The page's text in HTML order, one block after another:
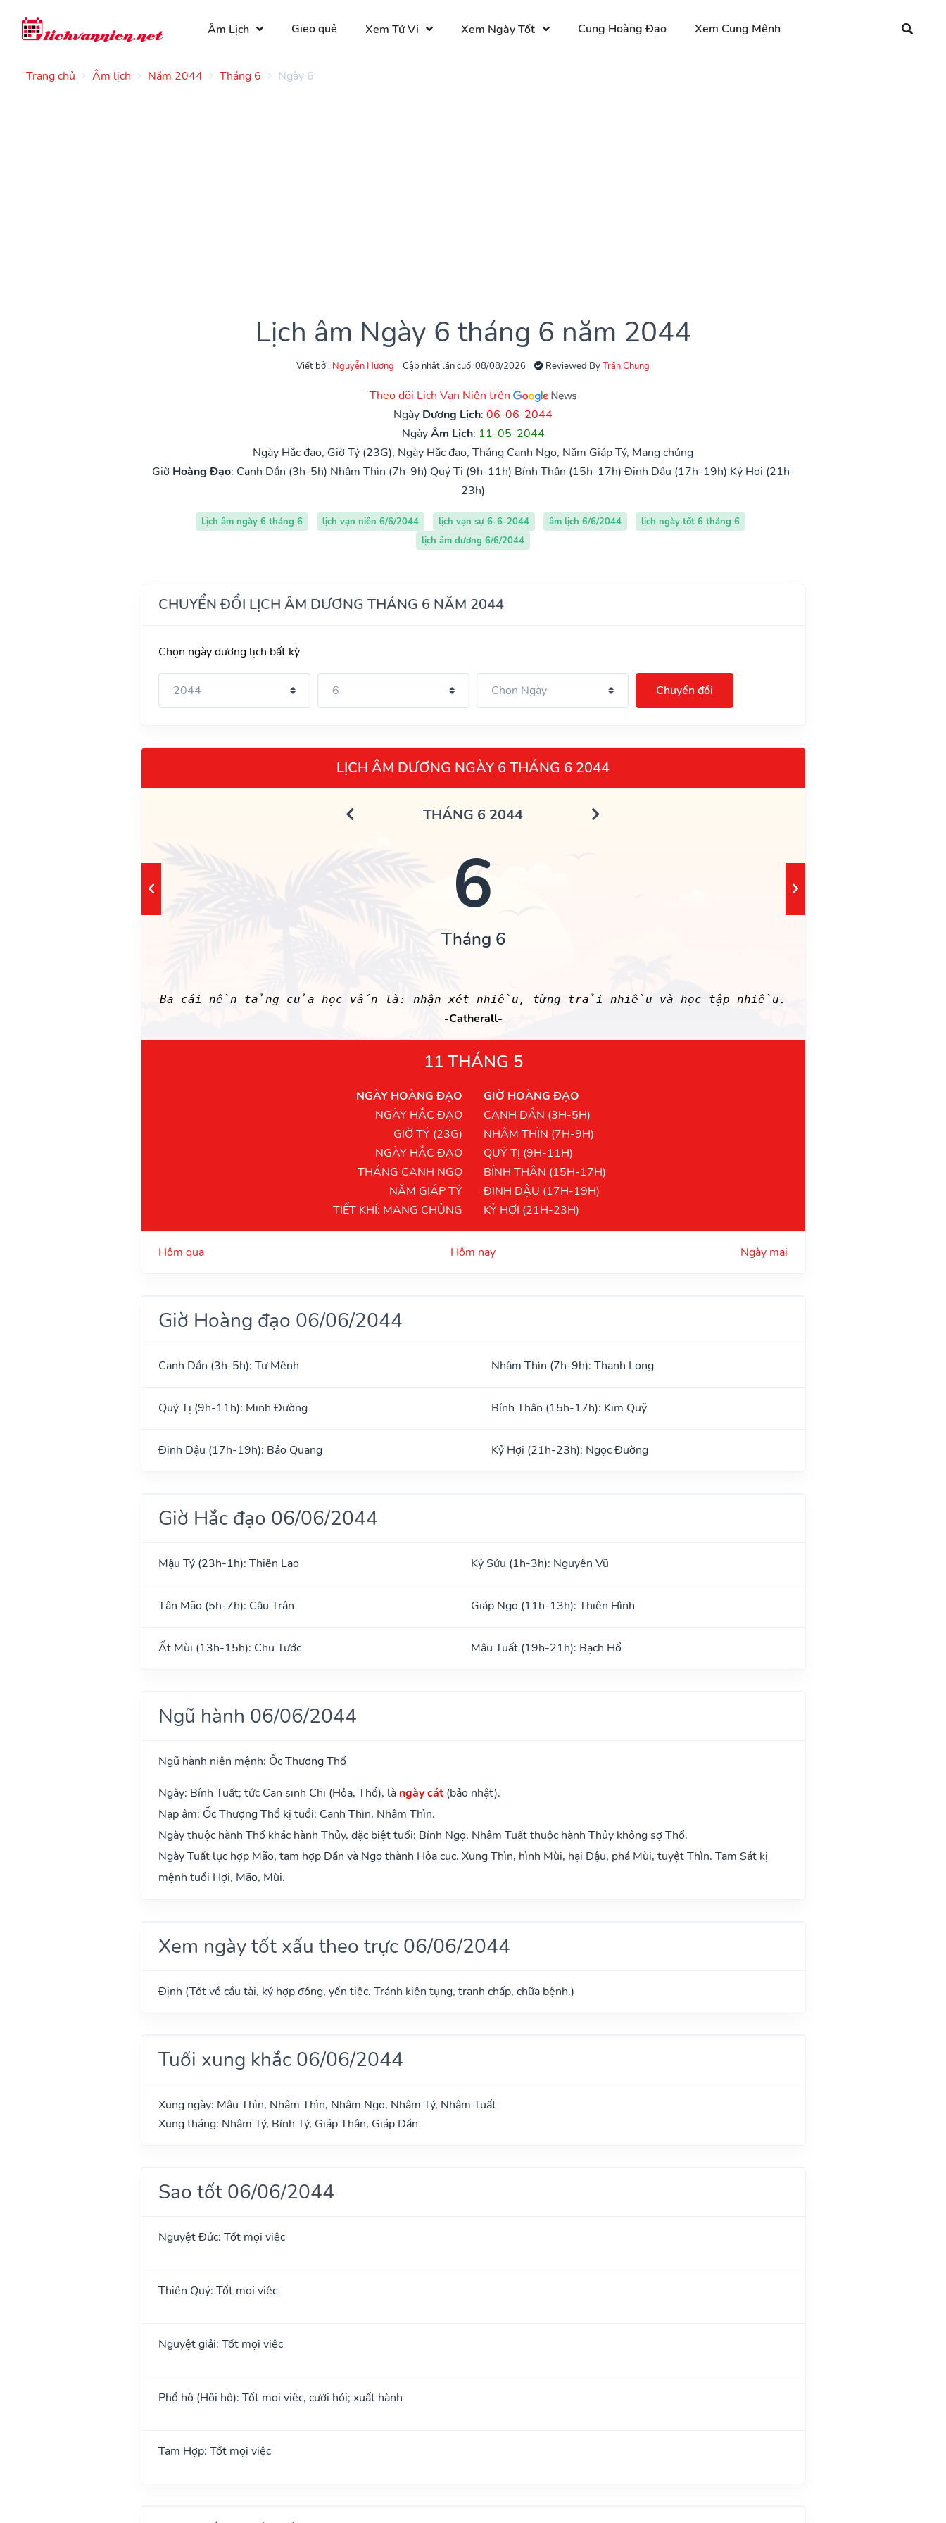
Âm Lịch Gieo quẻ Xem Tử Vi Xem Ngày Tốt Cung Hoàng Đạo Xem Cung Mệnh
Trang chủ Âm lịch Năm 2044 Tháng 6 Ngày 6
Lịch âm Ngày 6 tháng 6 năm 2044
Viết bởi: Nguyễn Hương Cập nhật lần cuối 08/08/2026 Reviewed ByTrần Chung
Theo dõi Lịch Vạn Niên trên
Ngày Dương Lịch: 06-06-2044
NgàyÂm Lịch: 11-05-2044
Ngày Hắc đạo, Giờ Tý (23G), Ngày Hắc đạo, Tháng Canh Ngọ, Năm Giáp Tý, Mang chủng
Giờ Hoàng Đạo: Canh Dần (3h-5h) Nhâm Thìn (7h-9h) Quý Tị (9h-11h) Bính Thân (15h-17h) Đinh Dậu (17h-19h) Kỷ Hợi (21h-
23h)
Lịch âm ngày 6 tháng 6 lịch vạn niên 6/6/2044 lịch vạn sự 6-6-2044 âm lịch 6/6/2044
lịch ngày tốt 6 tháng 6
lịch âm dương 6/6/2044
CHUYỂN ĐỔI LỊCH ÂM DƯƠNG THÁNG 6 NĂM 2044
Chọn ngày dương lịch bất kỳ
Chuyển đổi
LỊCH ÂM DƯƠNG NGÀY 6 THÁNG 6 2044
THÁNG 6 2044
6
Tháng 6
Ba cái nền tảng của học vấn là: nhận xét nhiều, từng trải nhiều và học tập nhiều.
-Catherall-
11 THÁNG 5
NGÀY HOÀNG ĐẠO
NGÀY HẮC ĐẠO
GIỜ TÝ (23G)
NGÀY HẮC ĐẠO
THÁNG CANH NGỌ
NĂM GIÁP TÝ
TIẾT KHÍ: MANG CHỦNG
GIỜ HOÀNG ĐẠO
CANH DẦN (3H-5H)
NHÂM THÌN (7H-9H)
QUÝ TỊ (9H-11H)
BÍNH THÂN (15H-17H)
ĐINH DẬU (17H-19H)
KỶ HỢI (21H-23H)
Hôm qua Hôm nay Ngày mai
Giờ Hoàng đạo 06/06/2044
Canh Dần (3h-5h): Tư Mệnh Nhâm Thìn (7h-9h): Thanh Long
Quý Tị (9h-11h): Minh Đường Bính Thân (15h-17h): Kim Quỹ
Đinh Dậu (17h-19h): Bảo Quang Kỷ Hợi (21h-23h): Ngọc Đường
Giờ Hắc đạo 06/06/2044
Mậu Tý (23h-1h): Thiên Lao Kỷ Sửu (1h-3h): Nguyên Vũ
Tân Mão (5h-7h): Câu Trận Giáp Ngọ (11h-13h): Thiên Hình
Ất Mùi (13h-15h): Chu Tước Mậu Tuất (19h-21h): Bạch Hổ
Ngũ hành 06/06/2044
Ngũ hành niên mệnh: Ốc Thượng Thổ
Ngày: Bính Tuất; tức Can sinh Chi (Hỏa, Thổ), là ngày cát(bảo nhật).
Nạp âm: Ốc Thượng Thổ kị tuổi: Canh Thìn, Nhâm Thìn.
Ngày thuộc hành Thổ khắc hành Thủy, đặc biệt tuổi: Bính Ngọ, Nhâm Tuất thuộc hành Thủy không sợ Thổ.
Ngày Tuất lục hợp Mão, tam hợp Dần và Ngọ thành Hỏa cục. Xung Thìn, hình Mùi, hại Dậu, phá Mùi, tuyệt Thìn. Tam Sát kị
mệnh tuổi Hợi, Mão, Mùi.
Xem ngày tốt xấu theo trực 06/06/2044
Định (Tốt về cầu tài, ký hợp đồng, yến tiệc. Tránh kiện tụng, tranh chấp, chữa bệnh.)
Tuổi xung khắc 06/06/2044
Xung ngày: Mậu Thìn, Nhâm Thìn, Nhâm Ngọ, Nhâm Tý, Nhâm Tuất
Xung tháng: Nhâm Tý, Bính Tý, Giáp Thân, Giáp Dần
Sao tốt 06/06/2044
Nguyệt Đức: Tốt mọi việc
Thiên Quý: Tốt mọi việc
Nguyệt giải: Tốt mọi việc
Phổ hộ (Hội hộ): Tốt mọi việc, cưới hỏi; xuất hành
Tam Hợp: Tốt mọi việc